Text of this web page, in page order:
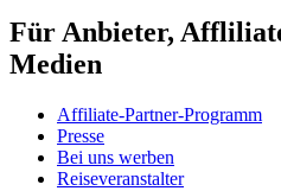
Für Anbieter,
Medien
Affiliate-Partner-Programm
Presse
Bei uns werben
Reiseveranstalter